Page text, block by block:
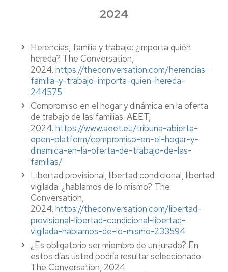
2024
Herencias, familia y trabajo: ¿importa quién
hereda? The Conversation,
2024. https://theconversation.com/herencias-
familia-y-trabajo-importa-quien-hereda-
244575
Compromiso en el hogar y dinámica en la oferta
de trabajo de las familias. AEET,
2024. https://www.aeet.eu/tribuna-abierta-
open-platform/compromiso-en-el-hogar-y-
dinamica-en-la-oferta-de-trabajo-de-las-
familias/
Libertad provisional, libertad condicional, libertad
vigilada: ¿hablamos de lo mismo? The
Conversation,
2024. https://theconversation.com/libertad-
provisional-libertad-condicional-libertad-
vigilada-hablamos-de-lo-mismo-233594
¿Es obligatorio ser miembro de un jurado? En
estos días usted podría resultar seleccionado
The Conversation, 2024.